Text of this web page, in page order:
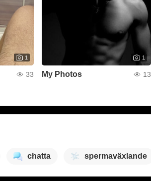
1
33
1
My Photos 13
chatta spermaväxlande